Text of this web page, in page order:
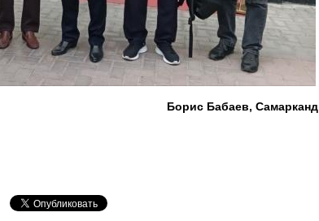
Борис Бабаев, Самарканд